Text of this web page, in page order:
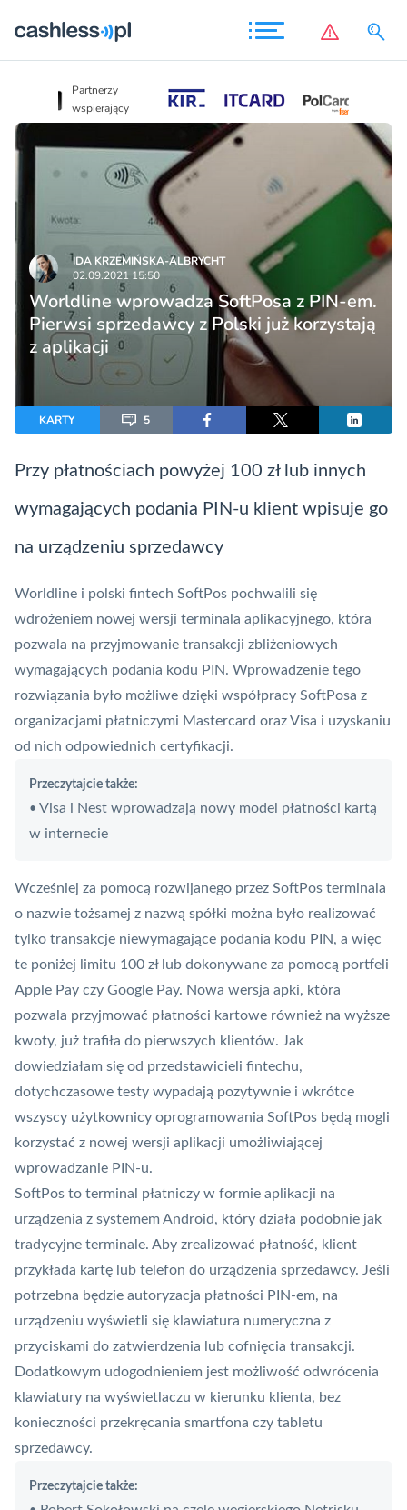
Partnerzy
wspierający
IDA KRZEMIŃSKA-ALBRYCHT
02.09.2021 15:50
Worldline wprowadza SoftPosa z PIN-em.
Pierwsi sprzedawcy z Polski już korzystają
z aplikacji
KARTY 5
Przy płatnościach powyżej 100 zł lub innych
wymagających podania PIN -u klient wpisuje go
na urządzeniu sprzedawcy
Worldline i polski fintech SoftPos pochwalili się
wdrożeniem nowej wersji terminala aplikacyjnego, która
pozwala na przyjmowanie transakcji zbliżeniowych
wymagających podania kodu PIN. Wprowadzenie tego
rozwiązania było możliwe dzięki współpracy SoftPosa z
organizacjami płatniczymi Mastercard orazVisa i uzyskaniu
od nich odpowiednich certyfikacji.
Przeczytajcie także:
• Visa i Nest wprowadzają nowy model płatności kartą
w internecie
Wcześniej za pomocą rozwijanego przez SoftPos terminala
o nazwie tożsamej z nazwą spółki można było realizować
tylko transakcje niewymagające podania kodu PIN, a więc
te poniżej limitu 100 zł lub dokonywane za pomocą portfeli
Apple Pay czy Google Pay. Nowa wersja apki, która
pozwala przyjmować płatności kartowe również na wyższe
kwoty, już trafiła do pierwszych klientów. Jak
dowiedziałam się od przedstawicieli fintechu,
dotychczasowe testy wypadają pozytywnie i wkrótce
wszyscy użytkownicy oprogramowania SoftPos będą mogli
korzystać z nowej wersji aplikacji umożliwiającej
wprowadzanie PIN-u.
SoftPos to terminal płatniczy w formie aplikacji na
urządzenia z systemem Android, który działa podobnie jak
tradycyjne terminale. Aby zrealizować płatność, klient
przykłada kartę lub telefon do urządzenia sprzedawcy. Jeśli
potrzebna będzie autoryzacja płatności PIN-em, na
urządzeniu wyświetli się klawiatura numeryczna z
przyciskami do zatwierdzenia lub cofnięcia transakcji.
Dodatkowym udogodnieniem jest możliwość odwrócenia
klawiatury na wyświetlaczu w kierunku klienta, bez
konieczności przekręcania smartfona czy tabletu
sprzedawcy.
Przeczytajcie także: